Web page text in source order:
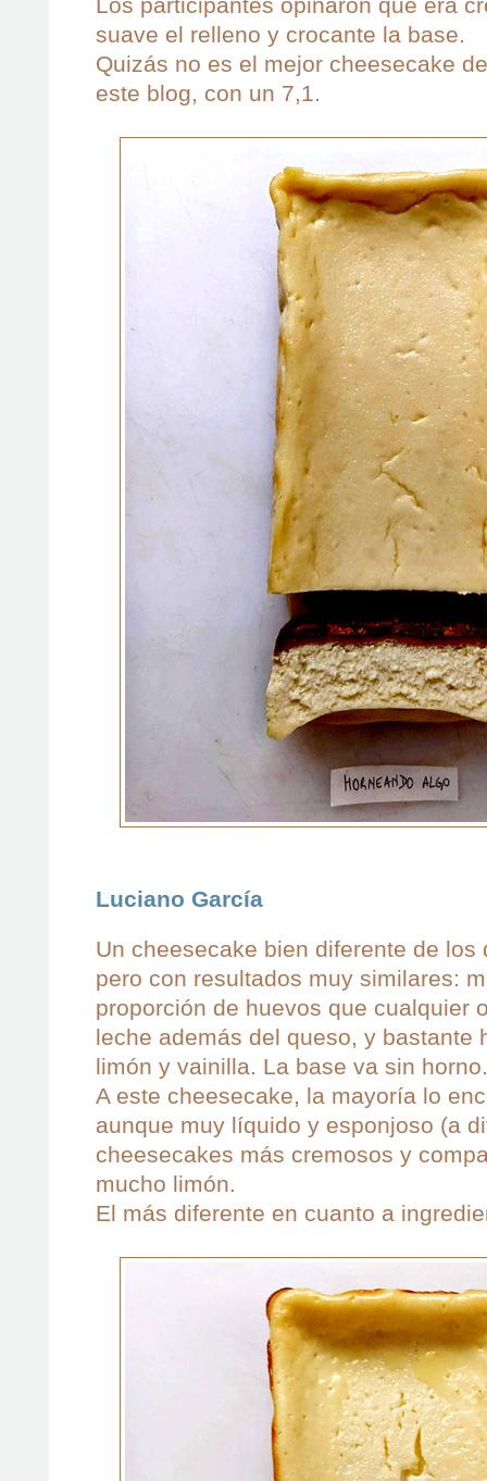
Los participantes opinaron que era
suave el relleno y crocante la base.
Quizás no es el mejor cheesecake
este blog, con un 7,1.
Luciano García
Un cheesecake bien diferente de los
pero con resultados muy similares:
proporción de huevos que cualquier
leche además del queso, y bastante
limón y vainilla. La base va sin horno.
A este cheesecake, la mayoría lo
aunque muy líquido y esponjoso (a
cheesecakes más cremosos y
mucho limón.
El más diferente en cuanto a